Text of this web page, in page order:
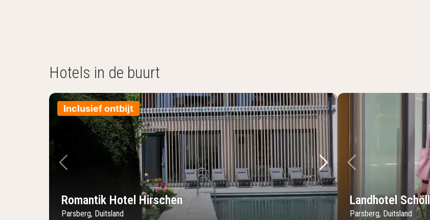
Hotels in de buurt
Inclusief ontbijt
Volgende foto
Romantik Hotel Hirschen
Parsberg, Duitsland
Vorige foto
Landhotel Schöll
Parsberg, Duitsland